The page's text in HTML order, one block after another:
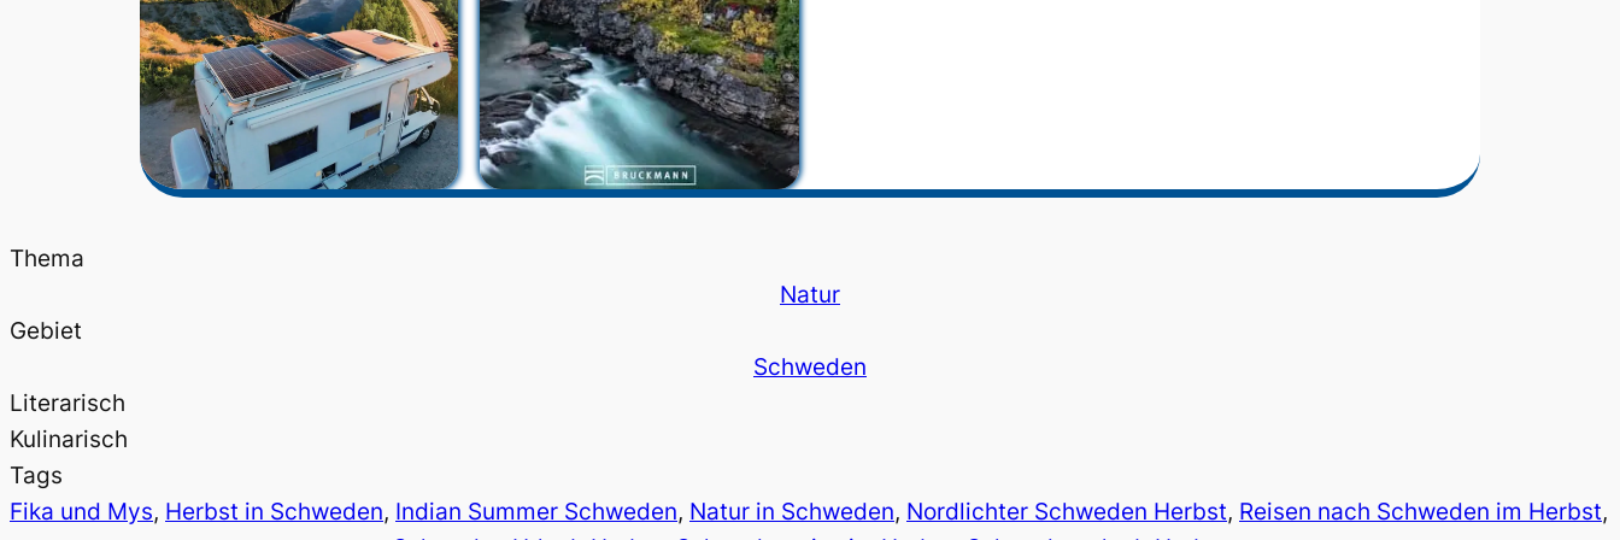
Thema
Natur
Gebiet
Schweden
Literarisch
Kulinarisch
Tags
Fika und Mys, Herbst in Schweden, Indian Summer Schweden, Natur in Schweden, Nordlichter Schweden Herbst, Reisen nach Schweden im Herbst